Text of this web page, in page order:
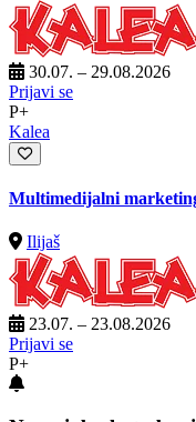
30.07. – 29.08.2026
Prijavi se
P+
Kalea
Multimedijalni
Ilijaš
23.07. – 23.08.2026
Prijavi se
P+